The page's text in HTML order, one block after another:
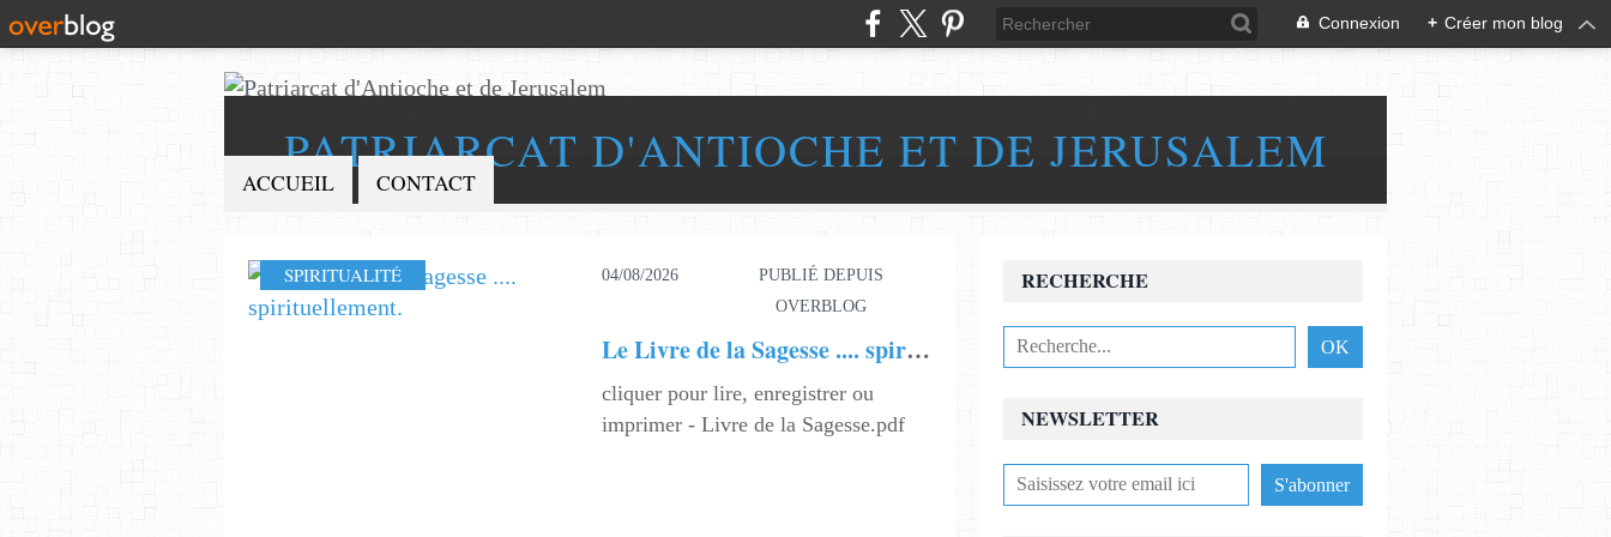
Connexion + Créer mon blog
PATRIARCAT D'ANTIOCHE ET DE JERUSALEM
ACCUEIL CONTACT
SPIRITUALITÉ 04/08/2026
PUBLIÉ DEPUIS
OVERBLOG
Le Livre de la Sagesse .... spirituellement.
cliquer pour lire, enregistrer ou
imprimer - Livre de la Sagesse.pdf
NEWSLETTER
RECHERCHE